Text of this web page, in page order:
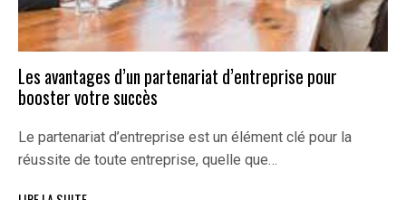
Les avantages d’un partenariat d’entreprise pour
booster votre succès
Le partenariat d’entreprise est un élément clé pour la
réussite de toute entreprise, quelle que…